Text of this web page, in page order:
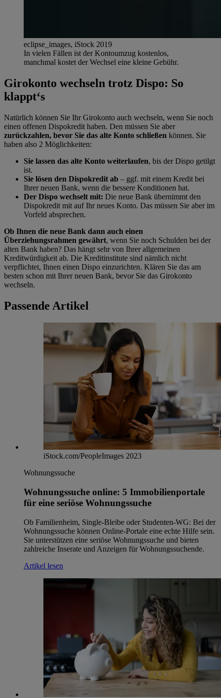
eclipse_images, iStock 2019
In vielen Fällen ist der Kontoumzug kostenlos,
manchmal kostet der Wechsel eine kleine Gebühr.
Girokonto wechseln trotz Dispo: So
klappt‘s
Natürlich können Sie Ihr Girokonto auch wechseln, wenn Sie noch
einen offenen Dispokredit haben. Den müssen Sie aber
zurückzahlen, bevor Sie das alte Konto schließen können. Sie
haben also 2 Möglichkeiten:
Sie lassen das alte Konto weiterlaufen, bis der Dispo getilgt
ist.
Sie lösen den Dispokredit ab – ggf. mit einem Kredit bei
Ihrer neuen Bank, wenn die bessere Konditionen hat.
Der Dispo wechselt mit: Die neue Bank übernimmt den
Dispokredit mit auf Ihr neues Konto. Das müssen Sie aber im
Vorfeld absprechen.
Ob Ihnen die neue Bank dann auch einen
Überziehungsrahmen gewährt, wenn Sie noch Schulden bei der
alten Bank haben? Das hängt sehr von Ihrer allgemeinen
Kreditwürdigkeit ab. Die Kreditinstitute sind nämlich nicht
verpflichtet, Ihnen einen Dispo einzurichten. Klären Sie das am
besten schon mit Ihrer neuen Bank, bevor Sie das Girokonto
wechseln.
Passende Artikel
iStock.com/PeopleImages 2023
Wohnungssuche
Wohnungssuche online: 5 Immobilienportale
für eine seriöse Wohnungssuche
Ob Familienheim, Single-Bleibe oder Studenten-WG: Bei der
Wohnungssuche können Online-Portale eine echte Hilfe sein.
Sie unterstützen eine seriöse Wohnungssuche und bieten
zahlreiche Inserate und Anzeigen für Wohnungssuchende.
Artikel lesen